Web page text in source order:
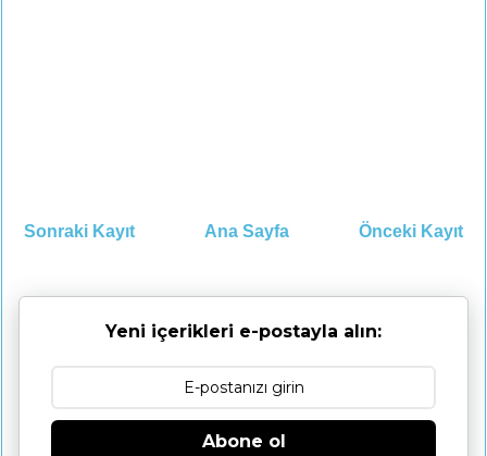
Sonraki Kayıt Önceki Kayıt
Ana Sayfa
Yeni içerikleri e-postayla alın:
Abone ol